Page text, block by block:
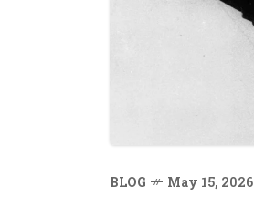
BLOG May 15, 2026